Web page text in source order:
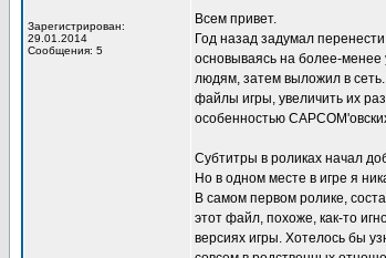
Зарегистрирован:
29.01.2014
Сообщения: 5
Всем привет.
Год назад задумал
основываясь на более-менее
людям, затем выложил в
файлы игры, увеличить их
особенностью
Субтитры в роликах начал
Но в одном месте в игре я
В самом первом ролике,
этот файл, похоже, как-то
версиях игры. Хотелось бы